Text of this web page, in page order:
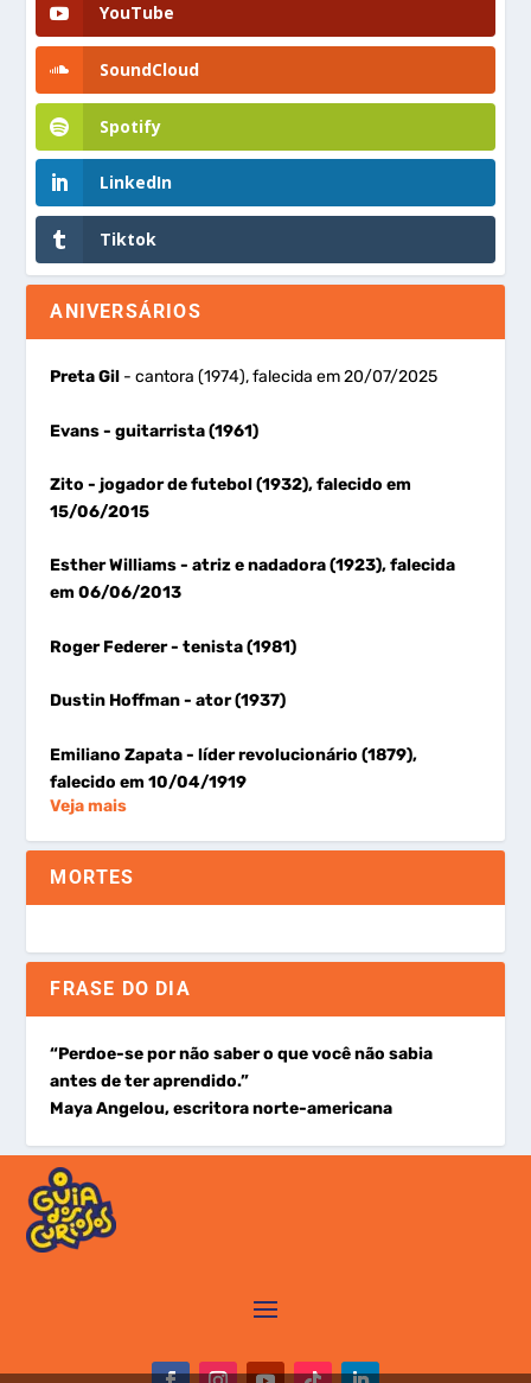
YouTube
SoundCloud
Spotify
LinkedIn
Tiktok
ANIVERSÁRIOS
Preta Gil - cantora (1974), falecida em 20/07/2025
Evans- guitarrista (1961)
Zito- jogador de futebol (1932), falecido em
15/06/2015
Esther Williams- atriz e nadadora (1923), falecida
em 06/06/2013
Roger Federer- tenista (1981)
Dustin Hoffman- ator (1937)
Emiliano Zapata- líder revolucionário (1879),
falecido em 10/04/1919
Veja mais
MORTES
FRASE DO DIA
“Perdoe-se por não saber o que você não sabia
antes de ter aprendido.”
Maya Angelou, escritora norte-americana